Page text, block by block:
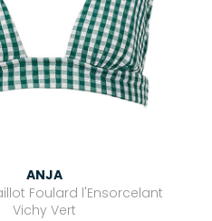
ANJA
Foulard l'Ensorcelant
Vichy Vert